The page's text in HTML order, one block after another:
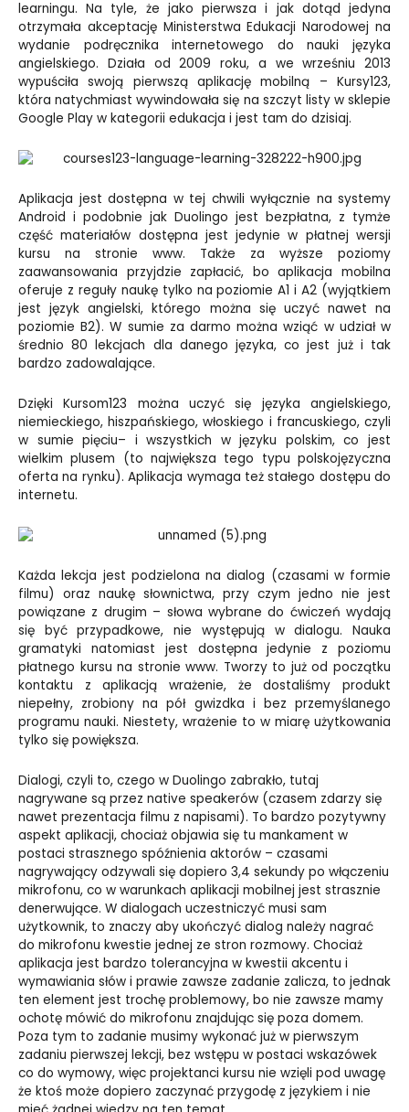
learningu. Na tyle, że jako pierwsza i jak dotąd jedyna
otrzymała akceptację Ministerstwa Edukacji Narodowej na
wydanie podręcznika internetowego do nauki języka
angielskiego. Działa od 2009 roku, a we wrześniu 2013
wypuściła swoją pierwszą aplikację mobilną – Kursy123,
która natychmiast wywindowała się na szczyt listy w sklepie
Google Play w kategorii edukacja i jest tam do dzisiaj.
Aplikacja jest dostępna w tej chwili wyłącznie na systemy
Android i podobnie jak Duolingo jest bezpłatna, z tymże
część materiałów dostępna jest jedynie w płatnej wersji
kursu na stronie www. Także za wyższe poziomy
zaawansowania przyjdzie zapłacić, bo aplikacja mobilna
oferuje z reguły naukę tylko na poziomie A1 i A2 (wyjątkiem
jest język angielski, którego można się uczyć nawet na
poziomie B2). W sumie za darmo można wziąć w udział w
średnio 80 lekcjach dla danego języka, co jest już i tak
bardzo zadowalające.
Dzięki Kursom123 można uczyć się języka angielskiego,
niemieckiego, hiszpańskiego, włoskiego i francuskiego, czyli
w sumie pięciu– i wszystkich w języku polskim, co jest
wielkim plusem (to największa tego typu polskojęzyczna
oferta na rynku). Aplikacja wymaga też stałego dostępu do
internetu.
Każda lekcja jest podzielona na dialog (czasami w formie
filmu) oraz naukę słownictwa, przy czym jedno nie jest
powiązane z drugim – słowa wybrane do ćwiczeń wydają
się być przypadkowe, nie występują w dialogu. Nauka
gramatyki natomiast jest dostępna jedynie z poziomu
płatnego kursu na stronie www. Tworzy to już od początku
kontaktu z aplikacją wrażenie, że dostaliśmy produkt
niepełny, zrobiony na pół gwizdka i bez przemyślanego
programu nauki. Niestety, wrażenie to w miarę użytkowania
tylko się powiększa.
Dialogi, czyli to, czego w Duolingo zabrakło, tutaj
nagrywane są przez native speakerów (czasem zdarzy się
nawet prezentacja filmu z napisami). To bardzo pozytywny
aspekt aplikacji, chociaż objawia się tu mankament w
postaci strasznego spóźnienia aktorów – czasami
nagrywający odzywali się dopiero 3,4 sekundy po włączeniu
mikrofonu, co w warunkach aplikacji mobilnej jest strasznie
denerwujące. W dialogach uczestniczyć musi sam
użytkownik, to znaczy aby ukończyć dialog należy nagrać
do mikrofonu kwestie jednej ze stron rozmowy. Chociaż
aplikacja jest bardzo tolerancyjna w kwestii akcentu i
wymawiania słów i prawie zawsze zadanie zalicza, to jednak
ten element jest trochę problemowy, bo nie zawsze mamy
ochotę mówić do mikrofonu znajdując się poza domem.
Poza tym to zadanie musimy wykonać już w pierwszym
zadaniu pierwszej lekcji, bez wstępu w postaci wskazówek
co do wymowy, więc projektanci kursu nie wzięli pod uwagę
że ktoś może dopiero zaczynać przygodę z językiem i nie